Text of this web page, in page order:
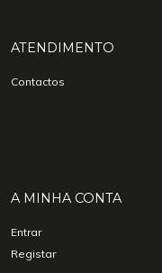
ATENDIMENTO
Contactos
A MINHA CONTA
Entrar
Registar